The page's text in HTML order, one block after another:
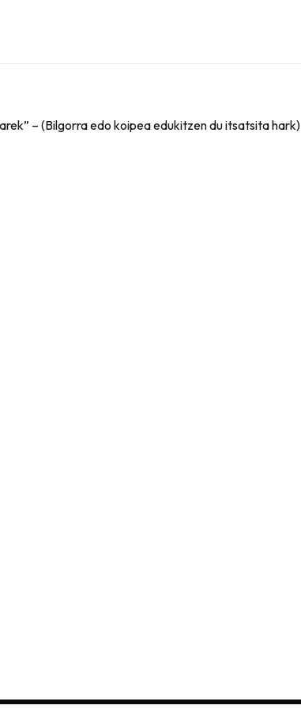
– (Bilgorra edo koipea edukitzen du itsatsita hark)